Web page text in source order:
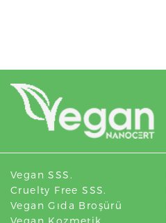
Vegan SSS.
Cruelty Free SSS.
Vegan Gıda Broşürü